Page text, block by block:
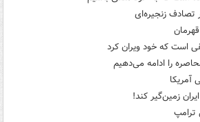
است که خود ویران کرد
را ادامه می‌دهیم
آمریکا
زمین‌گیر کند!
ترامپ